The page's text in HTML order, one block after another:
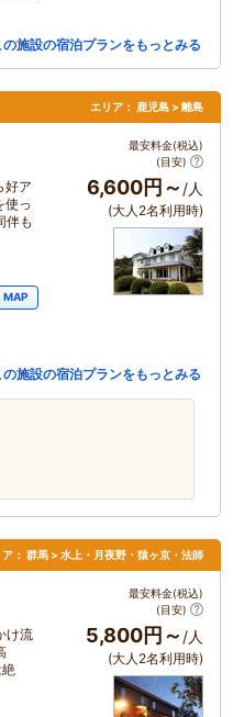
の施設の宿泊プランをもっとみる
エリア： 鹿児島 > 離島
好ア
使っ
伴も
MAP
最安料金(税込)
(目安)
6,600円～ /人
(大人2名利用時)
の施設の宿泊プランをもっとみる
： 群馬 > 水上・月夜野・猿ヶ京・法師
け流
最安料金(税込)
(目安)
5,800円～ /人
(大人2名利用時)